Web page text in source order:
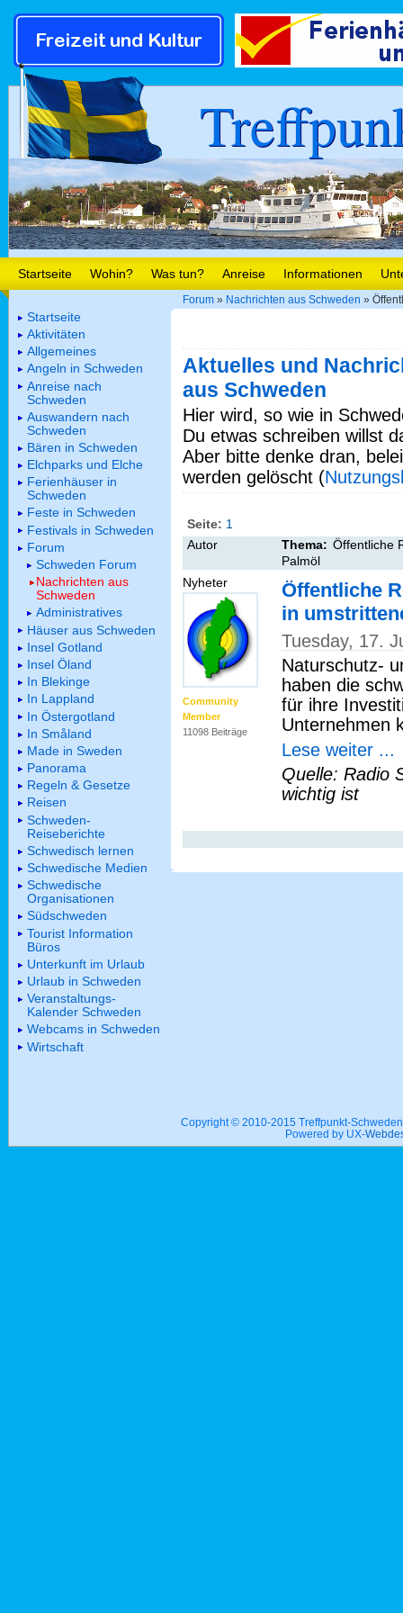
Startseite Wohin? Was tun? Anreise Informationen
Forum » Nachrichten aus Schweden »
Aktuelles und
aus Schweden
Hier wird, so wie in
Du etwas schreiben willst
Aber bitte denke dran,
werden gelöscht (
Seite: 1
Autor
Thema: Öffentliche
Palmöl
Nyheter
Community
Member
11098 Beiträge
Öffentliche
in
Tuesday, 17.
Naturschutz-
haben die
für ihre
Unternehmen
Lese weiter ...
Quelle: Radio
wichtig ist
Startseite
Aktivitäten
Allgemeines
Angeln in Schweden
Anreise nach
Schweden
Auswandern nach
Schweden
Bären in Schweden
Elchparks und Elche
Ferienhäuser in
Schweden
Feste in Schweden
Festivals in Schweden
Forum
Schweden Forum
Nachrichten aus
Schweden
Administratives
Häuser aus Schweden
Insel Gotland
Insel Öland
In Blekinge
In Lappland
In Östergotland
In Småland
Made in Sweden
Panorama
Regeln & Gesetze
Reisen
Schweden-
Reiseberichte
Schwedisch lernen
Schwedische Medien
Schwedische
Organisationen
Südschweden
Tourist Information
Büros
Unterkunft im Urlaub
Urlaub in Schweden
Veranstaltungs-
Kalender Schweden
Webcams in Schweden
Wirtschaft
Copyright © 2010-2015 Treffpunkt-
Powered by UX-